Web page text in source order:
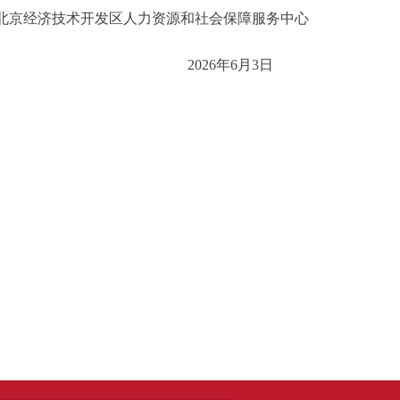
济技术开发区人力资源和社会保障服务中心
2026年6月3日